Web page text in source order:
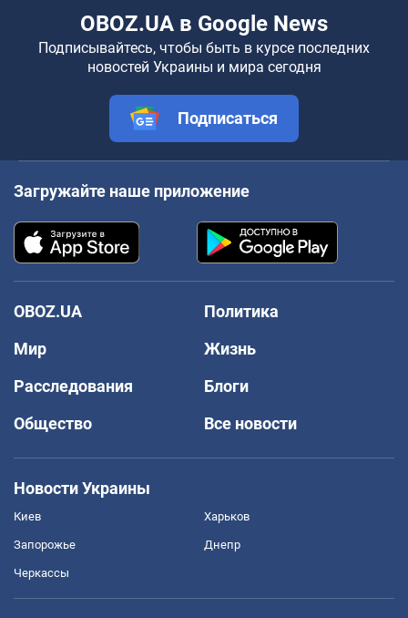
OBOZ.UA в Google News
Подписывайтесь, чтобы быть в курсе последних
новостей Украины и мира сегодня
Подписаться
Загружайте наше приложение
OBOZ.UA
Политика
Мир
Жизнь
Расследования
Блоги
Общество
Все новости
Новости Украины
Киев Харьков
Запорожье Днепр
Черкассы